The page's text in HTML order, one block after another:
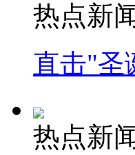
热点新
直击"圣
热点新